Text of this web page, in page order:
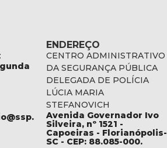
ENDEREÇO
CENTRO ADMINISTRATIVO
DA SEGURANÇA PÚBLICA
DELEGADA DE POLÍCIA
LÚCIA MARIA
STEFANOVICH
Avenida Governador Ivo
Silveira, nº 1521 -
Capoeiras - Florianópolis-
SC - CEP: 88.085-000.